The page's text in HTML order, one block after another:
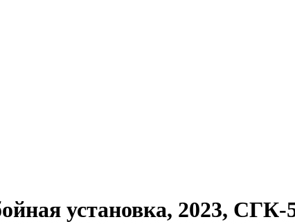
установка, 2023, СГК-